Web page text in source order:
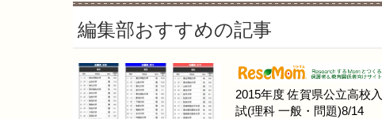
編集部おすすめの記事
2015年度 佐賀県公立高校入
試(理科 一般・問題)8/14